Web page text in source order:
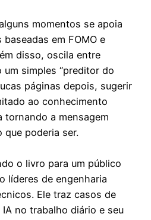
momentos se apoia
em FOMO e
disso, oscila entre
um simples “preditor do
páginas depois, sugerir
ao conhecimento
tornando a mensagem
que poderia ser.
o livro para um público
líderes de engenharia
Ele traz casos de
no trabalho diário e seu